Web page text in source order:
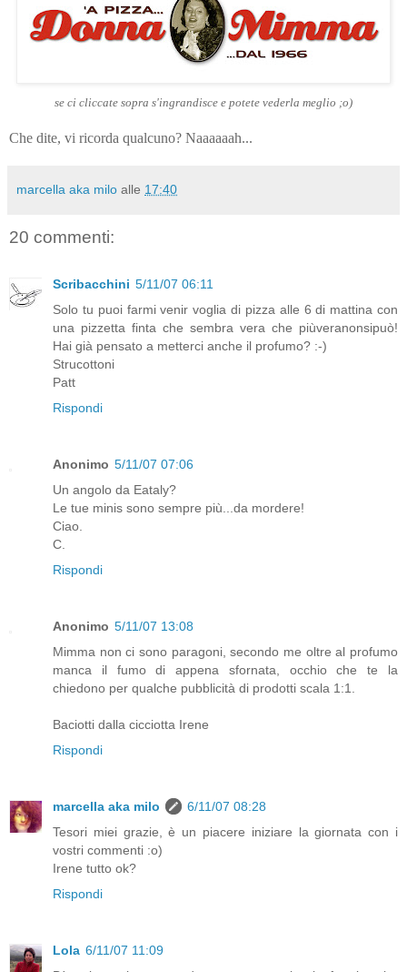
se ci cliccate sopra s'ingrandisce e potete vederla meglio ;o)
Che dite, vi ricorda qualcuno? Naaaaaah...
marcella aka milo alle 17:40
20 commenti:
Scribacchini 5/11/07 06:11
Solo tu puoi farmi venir voglia di pizza alle 6 di mattina con
una pizzetta finta che sembra vera che piùveranonsipuò!
Hai già pensato a metterci anche il profumo? :-)
Strucottoni
Patt
Rispondi
Anonimo 5/11/07 07:06
Un angolo da Eataly?
Le tue minis sono sempre più...da mordere!
Ciao.
C.
Rispondi
Anonimo 5/11/07 13:08
Mimma non ci sono paragoni, secondo me oltre al profumo
manca il fumo di appena sfornata, occhio che te la
chiedono per qualche pubblicità di prodotti scala 1:1.
Baciotti dalla cicciotta Irene
Rispondi
marcella aka milo
6/11/07 08:28
Tesori miei grazie, è un piacere iniziare la giornata con i
vostri commenti :o)
Irene tutto ok?
Rispondi
Lola 6/11/07 11:09